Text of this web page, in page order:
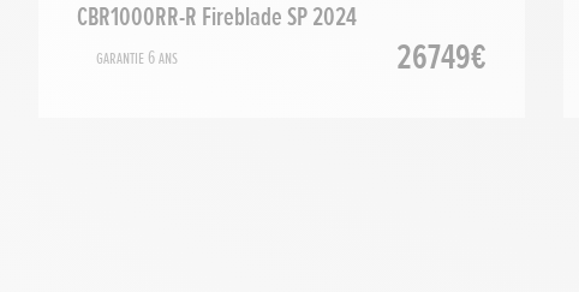
CBR1000RR-R Fireblade SP 2024
Garantie 6 ans 26749€